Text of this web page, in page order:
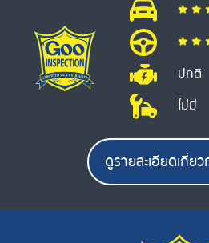
ปกติ
ไม่มี
ดูรายละเอียดเกี่ย